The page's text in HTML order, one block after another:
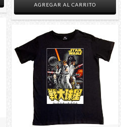
AGREGAR AL CARRITO